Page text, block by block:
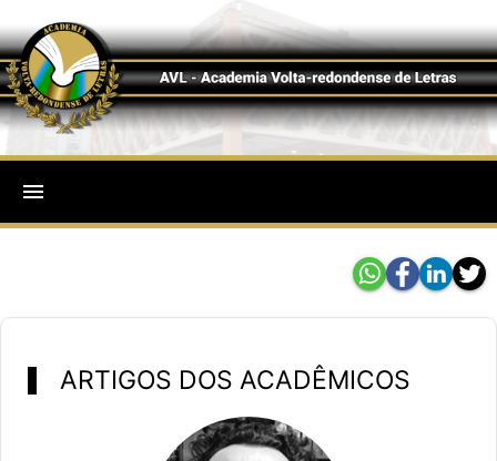
menu
ARTIGOS DOS ACADÊMICOS